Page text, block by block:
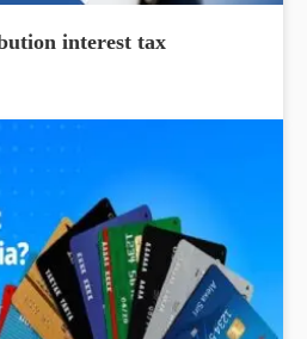
interest tax